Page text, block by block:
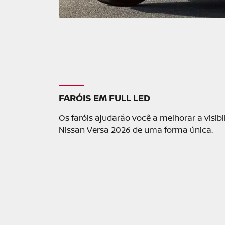
Visualize o veículo em